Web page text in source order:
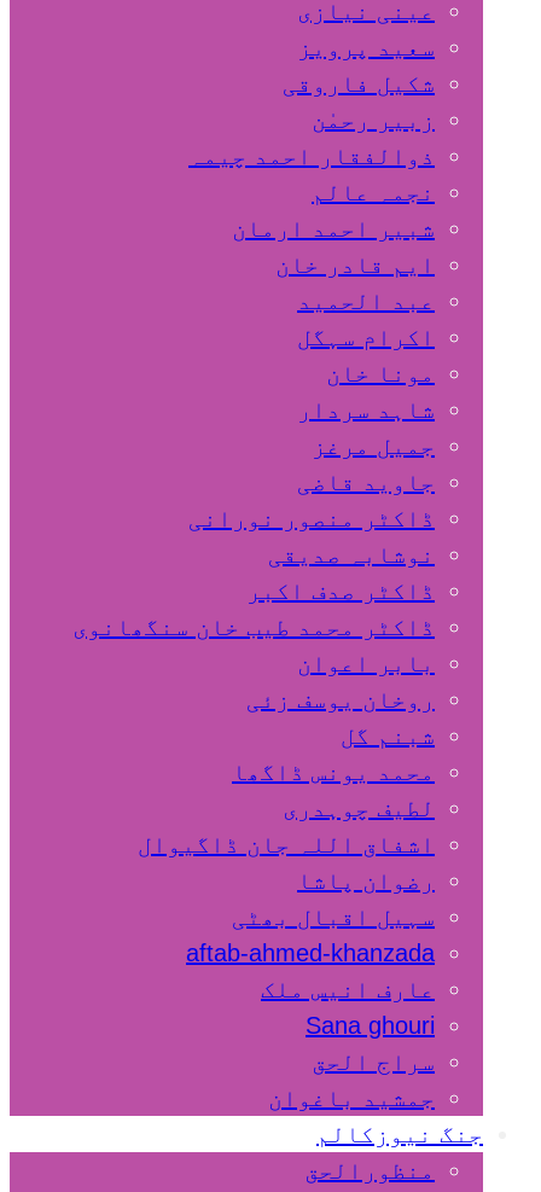
عینی نیازی
سعید پرویز
شکیل فاروقی
زبیر رحمٰن
ذوالفقار احمد چیمہ
نجمہ عالم
شبیر احمد ارمان
ایم قادر خان
عبد الحمید
اکرام سہگل
مونا خان
شاہد سردار
جمیل مرغز
جاوید قاضی
ڈاکٹر منصور نورانی
نوشابہ صدیقی
ڈاکٹر صدف اکبر
ڈاکٹر محمد طیب خان سنگھانوی
بابر اعوان
روخان یوسف زئی
شبنم گل
محمد یونس ڈاگھا
لطیف چوہدری
اشفاق اللہ جان ڈاگیوال
رضوان پاشا
سہیل اقبال بھٹی
aftab-ahmed-khanzada
عارف انیس ملک
Sana ghouri
سراج الحق
جمشید باغوان
جنگ نیوزکالم
منظورالحق